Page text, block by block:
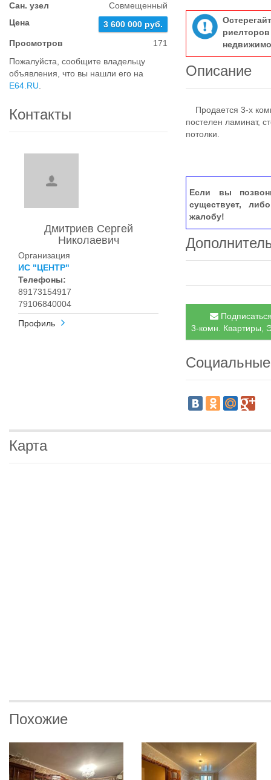
Сан. узел
Совмещенный
Цена
3 600 000 руб.
Просмотров
171
Пожалуйста, сообщите владельцу
объявления, что вы нашли его на
E64.RU
Контакты
Дмитриев Сергей
Николаевич
Организация
ИС "ЦЕНТР"
Телефоны:
89173154917
79106840004
Профиль
Описание
Продается 3-х
постелен ламинат,
потолки.
Если вы
существует,
жалобу!
3-комн. Квартиры,
Карта
Похожие